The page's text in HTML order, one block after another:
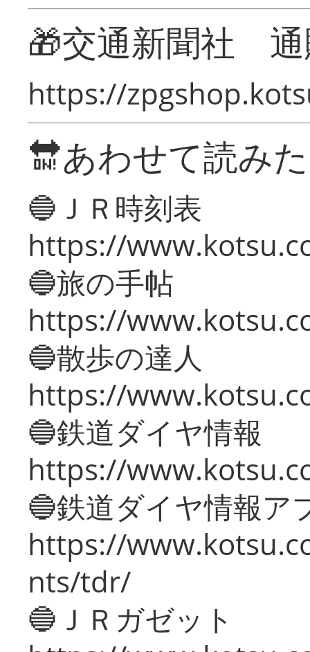
🎁交通新聞社
https://
🔛あわせて読み
🔵ＪＲ時刻表
https://
🔵旅の手帖
https://
🔵散歩の達人
https://
🔵鉄道ダイヤ情報
https://
🔵鉄道ダイヤ情報ア
https://
nts/tdr/
🔵ＪＲガゼット